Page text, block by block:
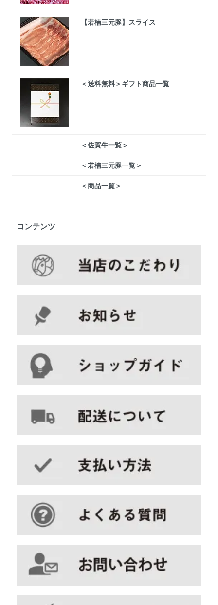
【若楠三元豚】スライス
＜送料無料＞ギフト商品一覧
＜佐賀牛一覧＞
＜若楠三元豚一覧＞
＜商品一覧＞
コンテンツ